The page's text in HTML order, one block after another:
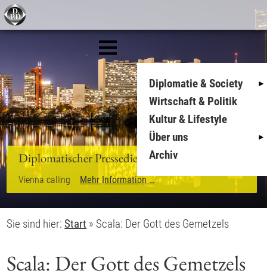
Diplomatie & Society
Wirtschaft & Politik
Kultur & Lifestyle
Über uns
Archiv
Diplomatischer Pressedienst
Vienna calling Mehr Information …
Sie sind hier:Start » Scala: Der Gott des Gemetzels
Scala: Der Gott des Gemetzels